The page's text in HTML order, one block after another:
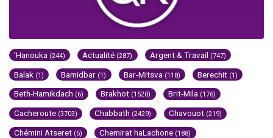
'Hanouka (244) Actualité (287) Argent & Travail (747)
Balak (1) Bamidbar (1) Bar-Mitsva (118) Berechit (1)
Beth-Hamikdach (6) Brakhot (1520) Brit-Mila (176)
Cacheroute (3703) Chabbath (2429) Chavouot (219)
Chémini Atseret (5) Chemirat haLachone (188)